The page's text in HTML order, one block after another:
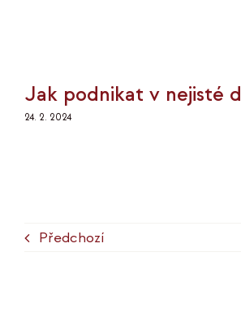
Jak podnikat v nejisté
24. 2. 2024
Předchozí